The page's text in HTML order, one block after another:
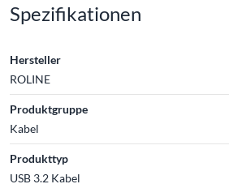
Spezifikationen
Hersteller
ROLINE
Produktgruppe
Kabel
Produkttyp
USB 3.2 Kabel